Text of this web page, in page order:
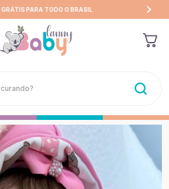
GRÁTIS PARA TODO O BRASIL